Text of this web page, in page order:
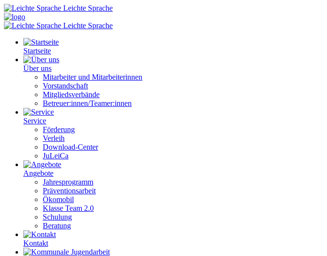
Leichte Sprache
Leichte Sprache
Startseite
Über uns
Mitarbeiter und Mitarbeiterinnen
Vorstandschaft
Mitgliedsverbände
Betreuer:innen/Teamer:innen
Service
Förderung
Verleih
Download-Center
JuLeiCa
Angebote
Jahresprogramm
Präventionsarbeit
Ökomobil
Klasse Team 2.0
Schulung
Beratung
Kontakt